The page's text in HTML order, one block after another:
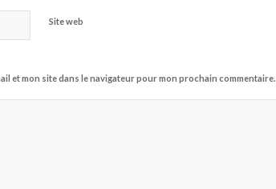
Site web
et mon site dans le navigateur pour mon prochain commentaire.